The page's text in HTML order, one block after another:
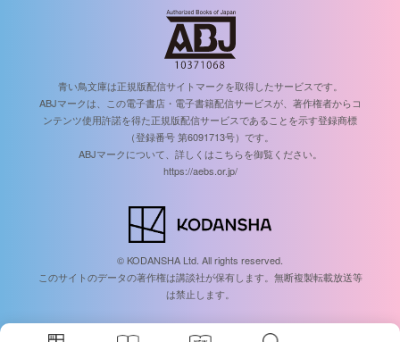
青い鳥文庫は正規版配信サイトマークを取得したサービスです。
ABJマークは、この電子書店・電子書籍配信サービスが、著作権者からコ
ンテンツ使用許諾を得た正規版配信サービスであることを示す登録商標
（登録番号 第6091713号）です。
ABJマークについて、詳しくはこちらを御覧ください。
https://aebs.or.jp/
© KODANSHA Ltd. All rights reserved.
このサイトのデータの著作権は講談社が保有します。無断複製転載放送等
は禁止します。